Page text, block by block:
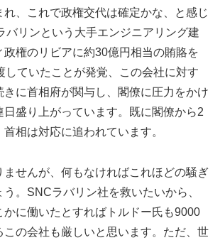
、これで政権交代は確定かな、と感じ
バリンという大手エンジニアリング建
政権のリビアに約30億円相当の賄賂を
していたことが発覚、この会社に対す
きに首相府が関与し、閣僚に圧力をかけ
日盛り上がっています。既に閣僚から2
相は対応に追われています。
ませんが、何もなければこれほどの騒ぎ
。SNCラバリン社を救いたいから、
かに働いたとすればトルドー氏も9000
この会社も厳しいと思います。ただ、世